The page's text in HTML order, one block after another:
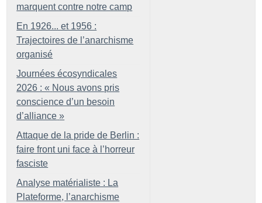
marquent contre notre camp
En 1926... et 1956 :
Trajectoires de l’anarchisme
organisé
Journées écosyndicales
2026 : « Nous avons pris
conscience d’un besoin
d’alliance »
Attaque de la pride de Berlin :
faire front uni face à l’horreur
fasciste
Analyse matérialiste : La
Plateforme, l’anarchisme